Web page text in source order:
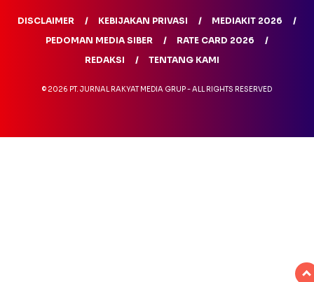
DISCLAIMER KEBIJAKAN PRIVASI
MEDIAKIT 2026
PEDOMAN MEDIA SIBER
RATE CARD 2026
REDAKSI
TENTANG KAMI
© 2026 PT. JURNAL RAKYAT MEDIA GRUP - ALL RIGHTS RESERVED